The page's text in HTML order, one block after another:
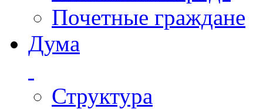
Почетные граждане
Дума
Структура